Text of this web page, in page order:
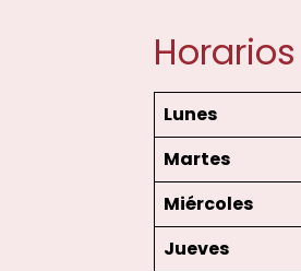
Lunes
Martes
Miércoles
Jueves